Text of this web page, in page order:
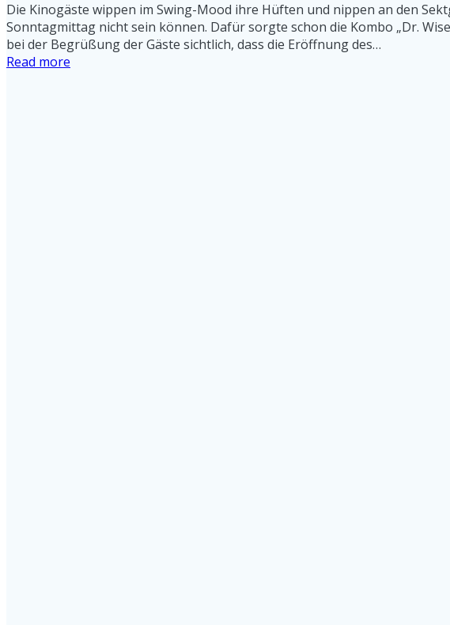
Die Kinogäste wippen im Swing-Mood ihre Hüften und nippen an den
Sonntagmittag nicht sein können. Dafür sorgte schon die Kombo „Dr.
bei der Begrüßung der Gäste sichtlich, dass die Eröffnung des…
Read more